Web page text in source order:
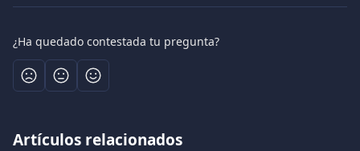
¿Ha quedado contestada tu pregunta?
Artículos relacionados